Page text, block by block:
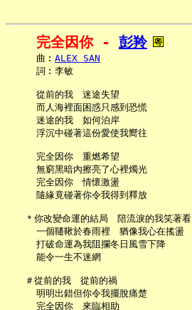
完全因你 - 彭羚
     曲︰
ALEX SAN
     詞︰李敏
     從前的我　迷途失望
     而人海裡面困惑只感到恐慌
     迷途的我　如何泊岸
     浮沉中碰著這份愛使我嚮往
     完全因你　重燃希望
     無窮黑暗內擦亮了心裡燭光
     完全因你　情懷激盪
     隨緣竟碰著你令我得到釋放
   ＊你改變命運的結局　陪流淚的我笑著看
     一個韆鞦於春雨裡　猶像我心在搖盪
     打破命運為我阻攔冬日風雪下降
     能令一生不迷網
   ＃從前的我　從前的禍
     明明出錯但你令我擺脫痛楚
     完全因你　來臨相助